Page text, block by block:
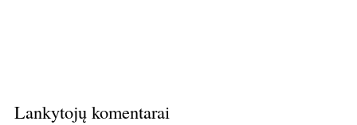
Lankytojų komentarai